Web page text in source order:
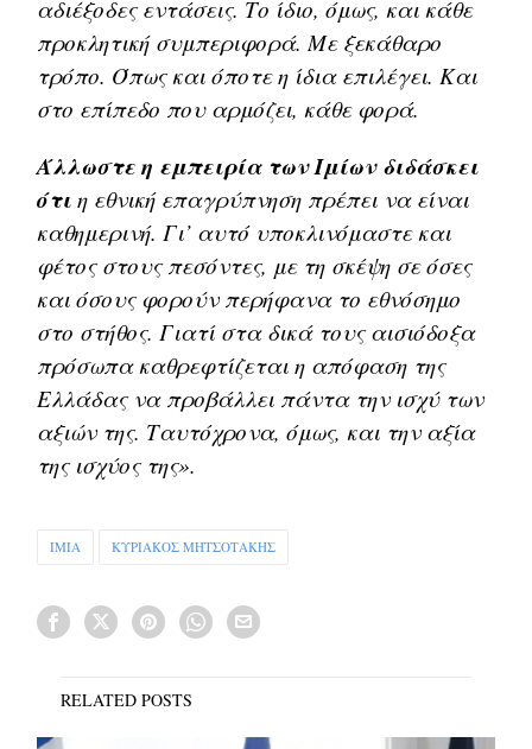
αδιέξοδες εντάσεις. Το ίδιο, όμως, και κάθε
προκλητική συμπεριφορά. Με ξεκάθαρο
τρόπο. Όπως και όποτε η ίδια επιλέγει. Και
στο επίπεδο που αρμόζει, κάθε φορά.
Άλλωστε η εμπειρία των Ιμίων διδάσκει
ότι η εθνική επαγρύπνηση πρέπει να είναι
καθημερινή. Γι’ αυτό υποκλινόμαστε και
φέτος στους πεσόντες, με τη σκέψη σε όσες
και όσους φορούν περήφανα το εθνόσημο
στο στήθος. Γιατί στα δικά τους αισιόδοξα
πρόσωπα καθρεφτίζεται η απόφαση της
Ελλάδας να προβάλλει πάντα την ισχύ των
αξιών της. Ταυτόχρονα, όμως, και την αξία
της ισχύος της».
ΙΜΙΑ ΚΥΡΙΑΚΟΣ ΜΗΤΣΟΤΑΚΗΣ
RELATED POSTS